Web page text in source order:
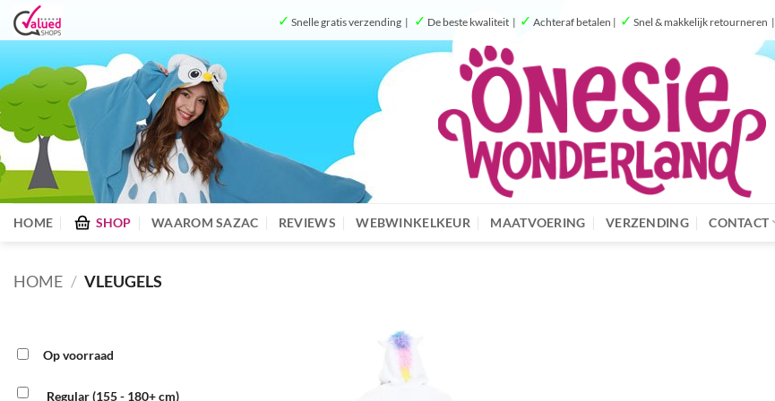
Ga
naar
✓ Snelle gratis verzending | ✓ De beste kwaliteit | ✓ Achteraf betalen | ✓ Snel & makkelijk retourneren |
HOME SHOP WAAROM SAZAC REVIEWS WEBWINKELKEUR MAATVOERING VERZENDING CONTACT
HOME / VLEUGELS
Op voorraad
Regular (155 - 180+ cm)